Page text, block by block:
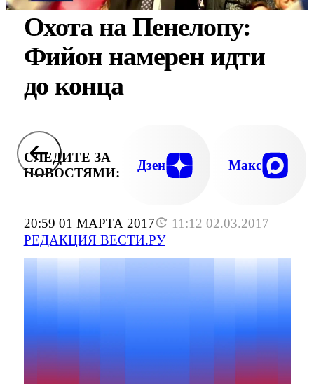
20:59 01 МАРТА 2017
11:12 02.03.2017
РЕДАКЦИЯ ВЕСТИ.РУ
Охота на Пенелопу:
Фийон намерен идти
до конца
СЛЕДИТЕ ЗА
НОВОСТЯМИ:
Дзен Макс